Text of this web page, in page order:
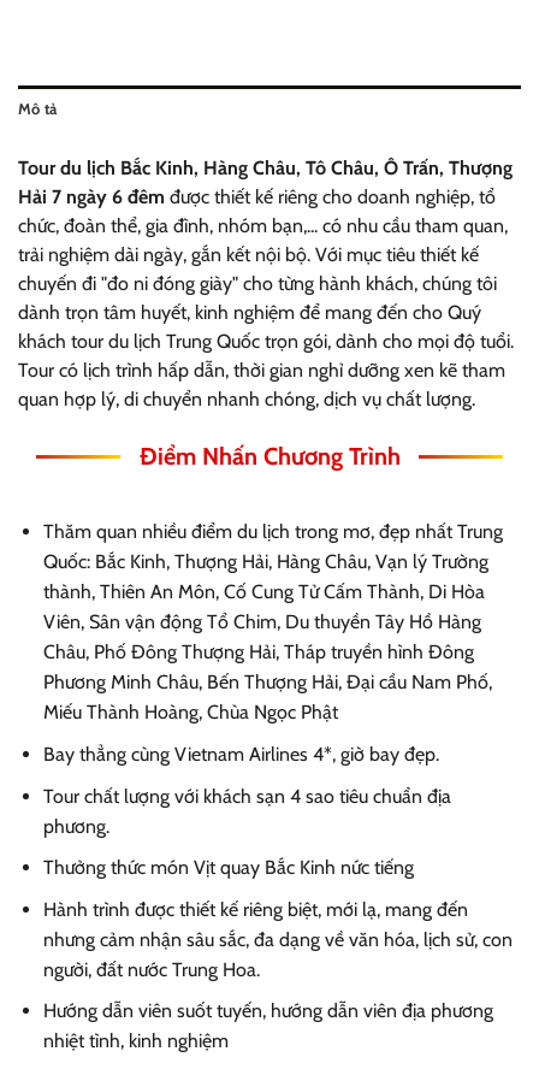
Mô tả
Tour du lịch Bắc Kinh, Hàng Châu, Tô Châu, Ô Trấn, Thượng
Hải 7 ngày 6 đêm được thiết kế riêng cho doanh nghiệp, tổ
chức, đoàn thể, gia đình, nhóm bạn,... có nhu cầu tham quan,
trải nghiệm dài ngày, gắn kết nội bộ. Với mục tiêu thiết kế
chuyến đi "đo ni đóng giày" cho từng hành khách, chúng tôi
dành trọn tâm huyết, kinh nghiệm để mang đến cho Quý
khách tour du lịch Trung Quốc trọn gói, dành cho mọi độ tuổi.
Tour có lịch trình hấp dẫn, thời gian nghỉ dưỡng xen kẽ tham
quan hợp lý, di chuyển nhanh chóng, dịch vụ chất lượng.
Điểm Nhấn Chương Trình
Thăm quan nhiều điểm du lịch trong mơ, đẹp nhất Trung
Quốc: Bắc Kinh, Thượng Hải, Hàng Châu, Vạn lý Trường
thành, Thiên An Môn, Cố Cung Tử Cấm Thành, Di Hòa
Viên, Sân vận động Tổ Chim, Du thuyền Tây Hồ Hàng
Châu, Phố Đông Thượng Hải, Tháp truyền hình Đông
Phương Minh Châu, Bến Thượng Hải, Đại cầu Nam Phố,
Miếu Thành Hoàng, Chùa Ngọc Phật
Bay thẳng cùng Vietnam Airlines 4*, giờ bay đẹp.
Tour chất lượng với khách sạn 4 sao tiêu chuẩn địa
phương.
Thưởng thức món Vịt quay Bắc Kinh nức tiếng
Hành trình được thiết kế riêng biệt, mới lạ, mang đến
nhưng cảm nhận sâu sắc, đa dạng về văn hóa, lịch sử, con
người, đất nước Trung Hoa.
Hướng dẫn viên suốt tuyến, hướng dẫn viên địa phương
nhiệt tình, kinh nghiệm